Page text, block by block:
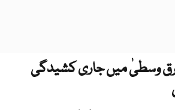
وسطیٰ میں جاری کشیدگی